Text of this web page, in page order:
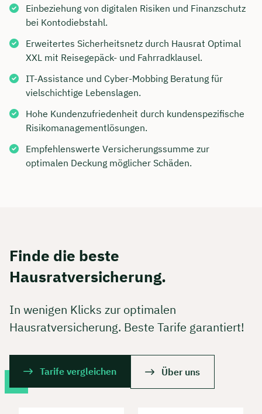
Einbeziehung von digitalen Risiken und Finanzschutz
bei Kontodiebstahl.
Erweitertes Sicherheitsnetz durch Hausrat Optimal
XXL mit Reisegepäck- und Fahrradklausel.
IT-Assistance und Cyber-Mobbing Beratung für
vielschichtige Lebenslagen.
Hohe Kundenzufriedenheit durch kundenspezifische
Risikomanagementlösungen.
Empfehlenswerte Versicherungssumme zur
optimalen Deckung möglicher Schäden.
Finde die beste
Hausratversicherung.
In wenigen Klicks zur optimalen
Hausratversicherung. Beste Tarife garantiert!
Tarife vergleichen Über uns